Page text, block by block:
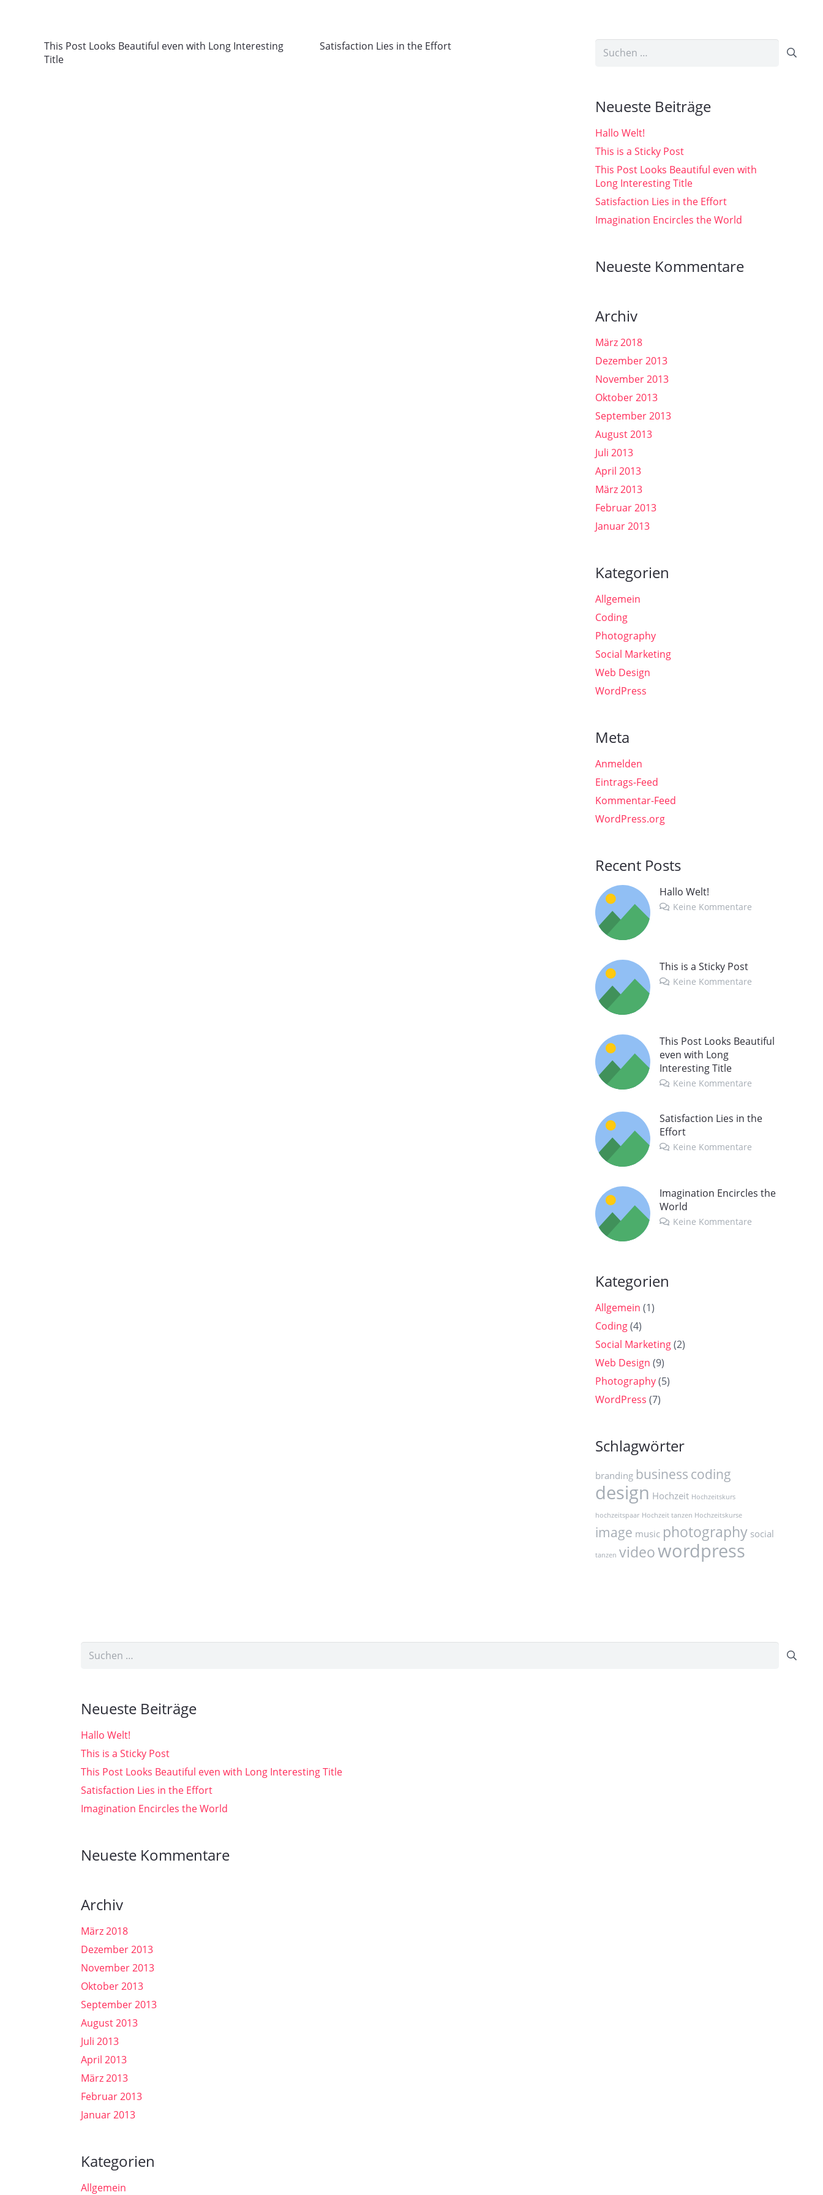
This Post Looks Beautiful even with Long Interesting
Title
Satisfaction Lies in the Effort
Suchen
Neueste Beiträge
Hallo Welt!
This is a Sticky Post
This Post Looks Beautiful even with
Long Interesting Title
Satisfaction Lies in the Effort
Imagination Encircles the World
Neueste Kommentare
Archiv
März 2018
Dezember 2013
November 2013
Oktober 2013
September 2013
August 2013
Juli 2013
April 2013
März 2013
Februar 2013
Januar 2013
Kategorien
Allgemein
Coding
Photography
Social Marketing
Web Design
WordPress
Meta
Anmelden
Eintrags-Feed
Kommentar-Feed
WordPress.org
Recent Posts
Hallo Welt!
Keine Kommentare
This is a Sticky Post
Keine Kommentare
This Post Looks Beautiful
even with Long
Interesting Title
Keine Kommentare
Satisfaction Lies in the
Effort
Keine Kommentare
Imagination Encircles the
World
Keine Kommentare
Kategorien
Allgemein (1)
Coding(4)
Social Marketing(2)
Web Design (9)
Photography(5)
WordPress (7)
Schlagwörter
branding business coding
design Hochzeit Hochzeitskurs
hochzeitspaar Hochzeit tanzen Hochzeitskurse
image music photography social
tanzen videowordpress
Suchen
Neueste Beiträge
Hallo Welt!
This is a Sticky Post
This Post Looks Beautiful even with Long Interesting Title
Satisfaction Lies in the Effort
Imagination Encircles the World
Neueste Kommentare
Archiv
März 2018
Dezember 2013
November 2013
Oktober 2013
September 2013
August 2013
Juli 2013
April 2013
März 2013
Februar 2013
Januar 2013
Kategorien
Allgemein